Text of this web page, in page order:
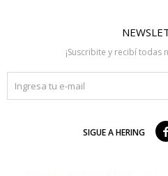
¡Suscribite y recibí todas
SIGUE A HERING 